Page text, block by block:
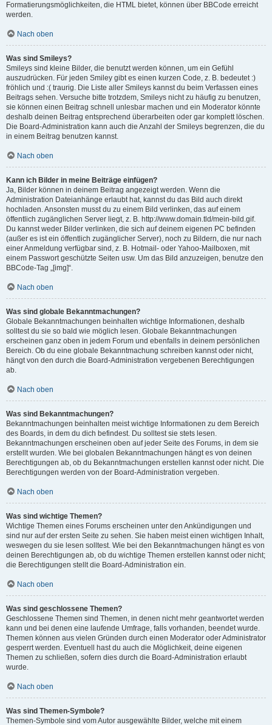
Formatierungsmöglichkeiten, die HTML bietet, können über BBCode erreicht
werden.
Nach oben
Was sind Smileys?
Smileys sind kleine Bilder, die benutzt werden können, um ein Gefühl
auszudrücken. Für jeden Smiley gibt es einen kurzen Code, z. B. bedeutet :)
fröhlich und :( traurig. Die Liste aller Smileys kannst du beim Verfassen eines
Beitrags sehen. Versuche bitte trotzdem, Smileys nicht zu häufig zu benutzen,
sie können einen Beitrag schnell unlesbar machen und ein Moderator könnte
deshalb deinen Beitrag entsprechend überarbeiten oder gar komplett löschen.
Die Board-Administration kann auch die Anzahl der Smileys begrenzen, die du
in einem Beitrag benutzen kannst.
Nach oben
Kann ich Bilder in meine Beiträge einfügen?
Ja, Bilder können in deinem Beitrag angezeigt werden. Wenn die
Administration Dateianhänge erlaubt hat, kannst du das Bild auch direkt
hochladen. Ansonsten musst du zu einem Bild verlinken, das auf einem
öffentlich zugänglichen Server liegt, z. B. http://www.domain.tld/mein-bild.gif.
Du kannst weder Bilder verlinken, die sich auf deinem eigenen PC befinden
(außer es ist ein öffentlich zugänglicher Server), noch zu Bildern, die nur nach
einer Anmeldung verfügbar sind, z. B. Hotmail- oder Yahoo-Mailboxen, mit
einem Passwort geschützte Seiten usw. Um das Bild anzuzeigen, benutze den
BBCode-Tag „[img]“.
Nach oben
Was sind globale Bekanntmachungen?
Globale Bekanntmachungen beinhalten wichtige Informationen, deshalb
solltest du sie so bald wie möglich lesen. Globale Bekanntmachungen
erscheinen ganz oben in jedem Forum und ebenfalls in deinem persönlichen
Bereich. Ob du eine globale Bekanntmachung schreiben kannst oder nicht,
hängt von den durch die Board-Administration vergebenen Berechtigungen
ab.
Nach oben
Was sind Bekanntmachungen?
Bekanntmachungen beinhalten meist wichtige Informationen zu dem Bereich
des Boards, in dem du dich befindest. Du solltest sie stets lesen.
Bekanntmachungen erscheinen oben auf jeder Seite des Forums, in dem sie
erstellt wurden. Wie bei globalen Bekanntmachungen hängt es von deinen
Berechtigungen ab, ob du Bekanntmachungen erstellen kannst oder nicht. Die
Berechtigungen werden von der Board-Administration vergeben.
Nach oben
Was sind wichtige Themen?
Wichtige Themen eines Forums erscheinen unter den Ankündigungen und
sind nur auf der ersten Seite zu sehen. Sie haben meist einen wichtigen Inhalt,
weswegen du sie lesen solltest. Wie bei den Bekanntmachungen hängt es von
deinen Berechtigungen ab, ob du wichtige Themen erstellen kannst oder nicht;
die Berechtigungen stellt die Board-Administration ein.
Nach oben
Was sind geschlossene Themen?
Geschlossene Themen sind Themen, in denen nicht mehr geantwortet werden
kann und bei denen eine laufende Umfrage, falls vorhanden, beendet wurde.
Themen können aus vielen Gründen durch einen Moderator oder Administrator
gesperrt werden. Eventuell hast du auch die Möglichkeit, deine eigenen
Themen zu schließen, sofern dies durch die Board-Administration erlaubt
wurde.
Nach oben
Was sind Themen-Symbole?
Themen-Symbole sind vom Autor ausgewählte Bilder, welche mit einem